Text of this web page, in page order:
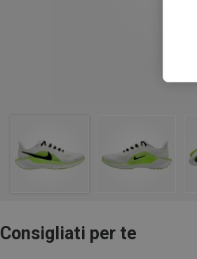
Consigliati per te